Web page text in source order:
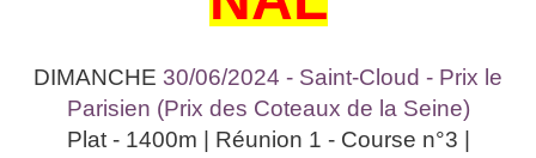
DIMANCHE 30/06/2024 - Saint-Cloud - Prix le
Parisien (Prix des Coteaux de la Seine)
Plat - 1400m | Réunion 1 - Course n°3 |